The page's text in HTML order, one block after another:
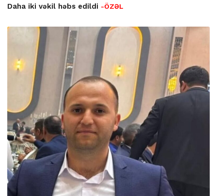
Daha iki vəkil həbs edildi -ÖZƏL